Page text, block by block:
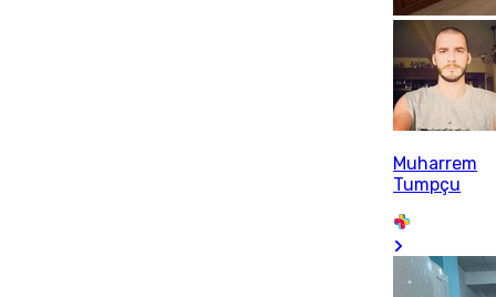
Muharrem
Tumpçu